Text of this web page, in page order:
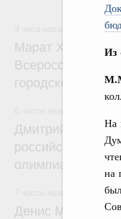
Из
На
на
Экономика
Марат
Всероссийского
городской среды
Дмитрий
российскую
олимпиаде по
Общие
Денис Мантуров